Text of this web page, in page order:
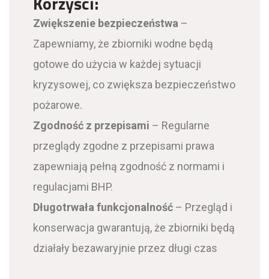
Zwiększenie bezpieczeństwa –
Zapewniamy, że zbiorniki wodne będą
gotowe do użycia w każdej sytuacji
kryzysowej, co zwiększa bezpieczeństwo
pożarowe.
Zgodność z przepisami – Regularne
przeglądy zgodne z przepisami prawa
zapewniają pełną zgodność z normami i
regulacjami BHP.
Długotrwała funkcjonalność – Przegląd i
konserwacja gwarantują, że zbiorniki będą
działały bezawaryjnie przez długi czas